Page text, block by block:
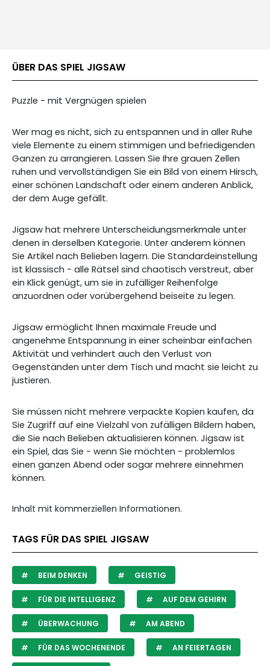
ÜBER DAS SPIEL JIGSAW
Puzzle - mit Vergnügen spielen
Wer mag es nicht, sich zu entspannen und in aller Ruhe
viele Elemente zu einem stimmigen und befriedigenden
Ganzen zu arrangieren. Lassen Sie Ihre grauen Zellen
ruhen und vervollständigen Sie ein Bild von einem Hirsch,
einer schönen Landschaft oder einem anderen Anblick,
der dem Auge gefällt.
Jigsaw hat mehrere Unterscheidungsmerkmale unter
denen in derselben Kategorie. Unter anderem können
Sie Artikel nach Belieben lagern. Die Standardeinstellung
ist klassisch - alle Rätsel sind chaotisch verstreut, aber
ein Klick genügt, um sie in zufälliger Reihenfolge
anzuordnen oder vorübergehend beiseite zu legen.
Jigsaw ermöglicht Ihnen maximale Freude und
angenehme Entspannung in einer scheinbar einfachen
Aktivität und verhindert auch den Verlust von
Gegenständen unter dem Tisch und macht sie leicht zu
justieren.
Sie müssen nicht mehrere verpackte Kopien kaufen, da
Sie Zugriff auf eine Vielzahl von zufälligen Bildern haben,
die Sie nach Belieben aktualisieren können. Jigsaw ist
ein Spiel, das Sie - wenn Sie möchten - problemlos
einen ganzen Abend oder sogar mehrere einnehmen
können.
Inhalt mit kommerziellen Informationen.
TAGS FÜR DAS SPIEL JIGSAW
BEIM DENKEN GEISTIG
FÜR DIE INTELLIGENZ AUF DEM GEHIRN
ÜBERWACHUNG AM ABEND
FÜR DAS WOCHENENDE AN FEIERTAGEN